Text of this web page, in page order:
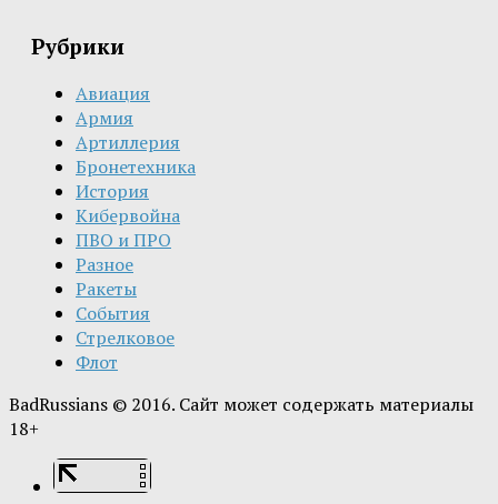
Рубрики
Авиация
Армия
Артиллерия
Бронетехника
История
Кибервойна
ПВО и ПРО
Разное
Ракеты
События
Стрелковое
Флот
BadRussians © 2016. Сайт может содержать материалы
18+